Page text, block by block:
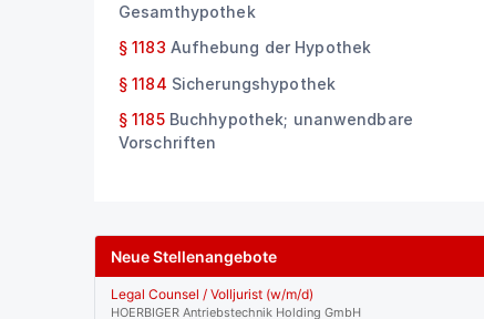
Gesamthypothek
§ 1183 Aufhebung der Hypothek
§ 1184 Sicherungshypothek
§ 1185 Buchhypothek; unanwendbare
Vorschriften